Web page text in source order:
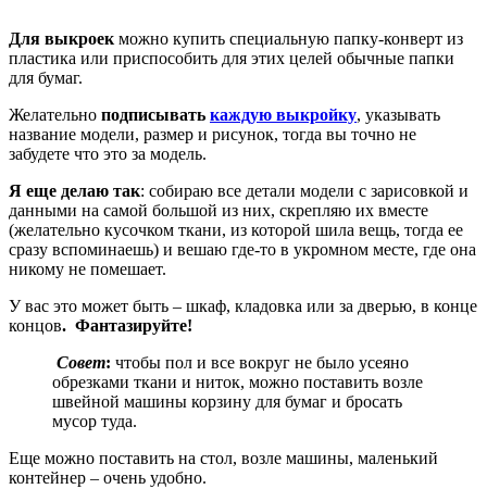
Для выкроек можно купить специальную папку-конверт из
пластика или приспособить для этих целей обычные папки
для бумаг.
Желательно подписывать каждую выкройку, указывать
название модели, размер и рисунок, тогда вы точно не
забудете что это за модель.
Я еще делаю так: собираю все детали модели с зарисовкой и
данными на самой большой из них, скрепляю их вместе
(желательно кусочком ткани, из которой шила вещь, тогда ее
сразу вспоминаешь) и вешаю где-то в укромном месте, где она
никому не помешает.
У вас это может быть – шкаф, кладовка или за дверью, в конце
концов. Фантазируйте!
Совет: чтобы пол и все вокруг не было усеяно
обрезками ткани и ниток, можно поставить возле
швейной машины корзину для бумаг и бросать
мусор туда.
Еще можно поставить на стол, возле машины, маленький
контейнер – очень удобно.